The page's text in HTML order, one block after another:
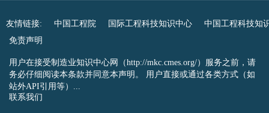
友情链接: 中国工程院 国际工程科技知识中心
中国工程科技知
免责声明
用户在接受制造业知识中心网（http://mkc.cmes.org/）服务之前，请
务必仔细阅读本条款并同意本声明。 用户直接或通过各类方式（如
站外API引用等）...
联系我们